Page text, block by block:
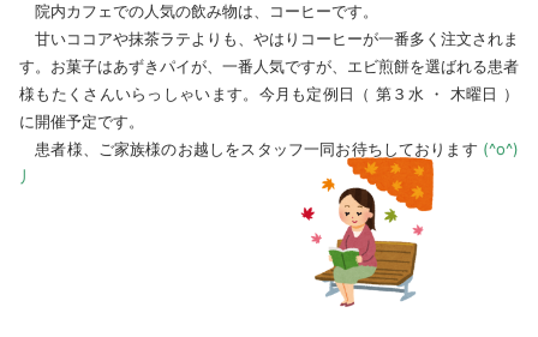
院内カフェでの人気の飲み物は、コーヒーです。
甘いココアや抹茶ラテよりも、やはりコーヒーが一番多く注文されま
す。お菓子はあずきパイが、一番人気ですが、エビ煎餅を選ばれる患者
様もたくさんいらっしゃいます。今月も定例日（ 第３水 ・ 木曜日 ）
に開催予定です。
患者様、ご家族様のお越しをスタッフ一同お待ちしております (^o^)
丿